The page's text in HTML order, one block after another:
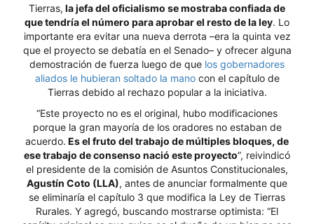
Tierras, la jefa del oficialismo se mostraba confiada de
que tendría el número para aprobar el resto de la ley. Lo
importante era evitar una nueva derrota –era la quinta vez
que el proyecto se debatía en el Senado– y ofrecer alguna
demostración de fuerza luego de que los gobernadores
aliados le hubieran soltado la manocon el capítulo de
Tierras debido al rechazo popular a la iniciativa.
“Este proyecto no es el original, hubo modificaciones
porque la gran mayoría de los oradores no estaban de
acuerdo. Es el fruto del trabajo de múltiples bloques, de
ese trabajo de consenso nació este proyecto”, reivindicó
el presidente de la comisión de Asuntos Constitucionales,
Agustín Coto (LLA), antes de anunciar formalmente que
se eliminaría el capítulo 3 que modifica la Ley de Tierras
Rurales. Y agregó, buscando mostrarse optimista: “El